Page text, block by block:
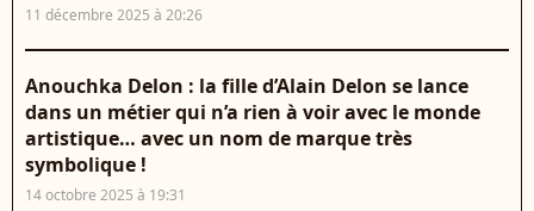
11 décembre 2025 à 20:26
Anouchka Delon : la fille d’Alain Delon se lance
dans un métier qui n’a rien à voir avec le monde
artistique… avec un nom de marque très
symbolique !
14 octobre 2025 à 19:31